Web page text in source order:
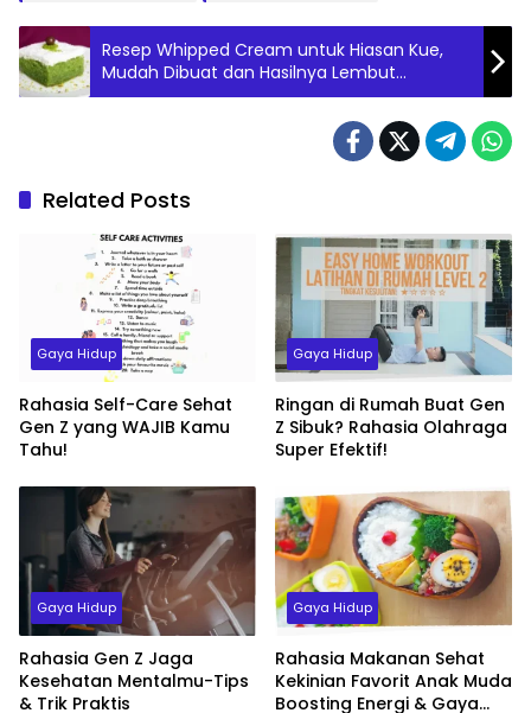
Resep Whipped Cream untuk Hiasan Kue,
Mudah Dibuat dan Hasilnya Lembut
Sempurna untuk Kue Spesial Anda
Related Posts
Gaya Hidup
Rahasia Self-Care Sehat
Gen Z yang WAJIB Kamu
Tahu!
Gaya Hidup
Ringan di Rumah Buat Gen
Z Sibuk? Rahasia Olahraga
Super Efektif!
Gaya Hidup
Rahasia Gen Z Jaga
Kesehatan Mentalmu-Tips
& Trik Praktis
Gaya Hidup
Rahasia Makanan Sehat
Kekinian Favorit Anak Muda
Boosting Energi & Gaya